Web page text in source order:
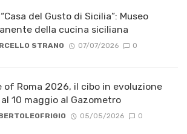
del Gusto di Sicilia”: Museo
della cucina siciliana
STRANO 07/07/2026 0
of Roma 2026, il cibo in evoluzione
10 maggio al Gazometro
05/05/2026 0